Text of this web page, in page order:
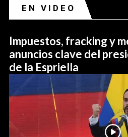
EN VIDEO
Impuestos, fracking y
anuncios clave del
de la Espriella